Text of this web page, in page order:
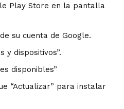
Play Store en la pantalla
su cuenta de Google.
y dispositivos”.
disponibles”
“Actualizar” para instalar